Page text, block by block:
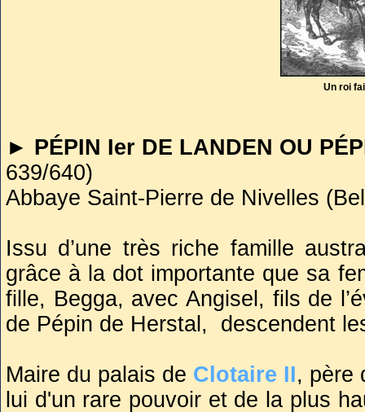
Un roi
Face au défilé accéléré
superviser successivement
davantage leur pouvoir.
Les royaumes de Neustrie
d’un vrai choc frontal entre
coups furent permis pour
n’y eut qu’un seul vainqueur,
► PÉPIN Ier DE LANDEN OU
639/640)
Abbaye Saint-Pierre de Nivelles
Issu d’une très riche famille
grâce à la dot importante que sa
fille, Begga, avec Angisel, fils de
de Pépin de Herstal, descendent
Maire du palais de Clotaire II, père
lui d'un rare pouvoir et de la plus